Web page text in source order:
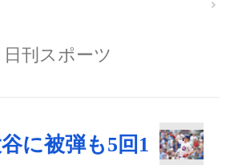
日刊スポーツ
に被弾も5回1